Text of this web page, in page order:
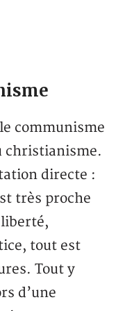
communisme
christianisme.
directe :
très proche
tout est
Tout y
d’une